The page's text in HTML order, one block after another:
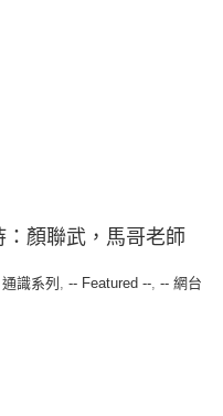
：顏聯武，馬哥老師
識系列 , -- Featured --, -- 網台